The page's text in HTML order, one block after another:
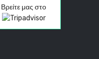
Βρείτε μας στο